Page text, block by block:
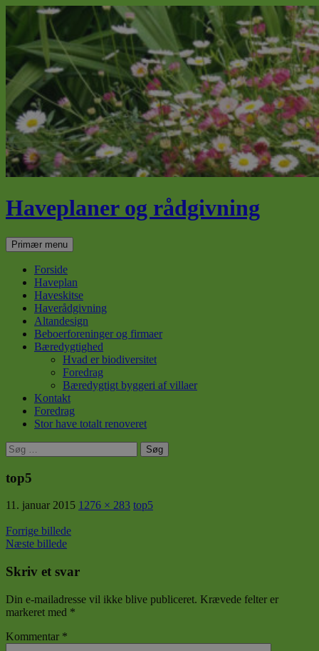
Haveplaner og rådgivning
SøgPrimær menu
til
Forside
Haveplan
Haveskitse
Haverådgivning
Altandesign
Beboerforeninger og firmaer
Bæredygtighed
Hvad er biodiversitet
Foredrag
Bæredygtigt byggeri af villaer
Kontakt
Foredrag
Stor have totalt renoveret
Søg
efter:
top5
11. januar 2015 1276 × 283 top5
Forrige billede
Næste billede
Skriv et svar
Din e-mailadresse vil ikke blive publiceret. Krævede felter er
markeret med *
Kommentar *